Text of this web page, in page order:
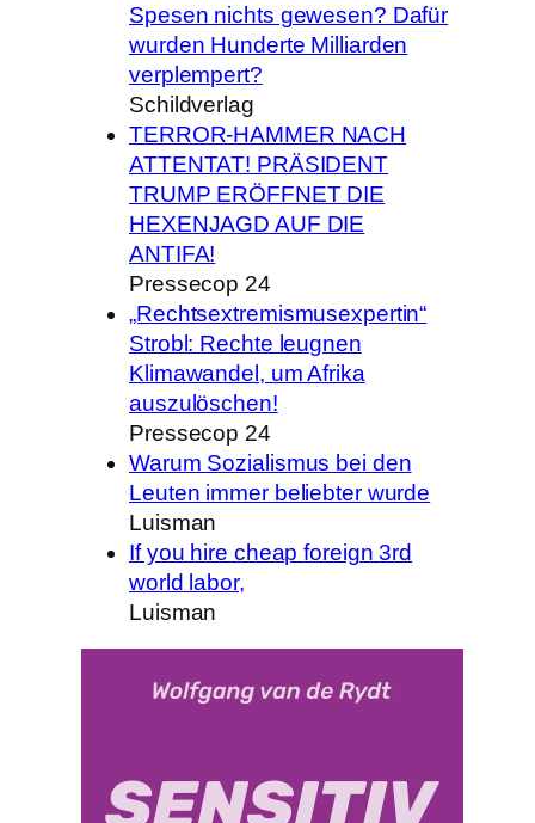
Spesen nichts gewesen? Dafür
wurden Hunderte Milliarden
verplempert?
Schildverlag
TERROR-HAMMER NACH
ATTENTAT! PRÄSIDENT
TRUMP ERÖFFNET DIE
HEXENJAGD AUF DIE
ANTIFA!
Pressecop 24
„Rechtsextremismusexpertin“
Strobl: Rechte leugnen
Klimawandel, um Afrika
auszulöschen!
Pressecop 24
Warum Sozialismus bei den
Leuten immer beliebter wurde
Luisman
If you hire cheap foreign 3rd
world labor,
Luisman